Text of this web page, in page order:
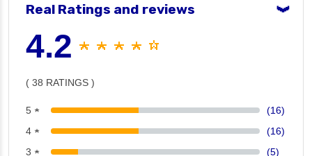
Real Ratings and reviews ❯
4.2 ★ ★ ★ ★ ☆
( 38 RATINGS )
5 ★
(16)
4 ★
(16)
3 ★
(5)